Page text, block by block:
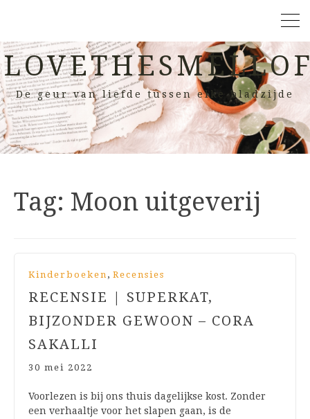
De geur van liefde tussen elke bladzijde
Tag: Moon uitgeverij
Kinderboeken , Recensies
RECENSIE | SUPERKAT,
BIJZONDER GEWOON – CORA
SAKALLI
30 mei 2022
Voorlezen is bij ons thuis dagelijkse kost. Zonder
een verhaaltje voor het slapen gaan, is de